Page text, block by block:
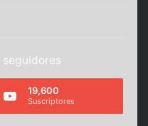
seguidores
19,600
Suscriptores